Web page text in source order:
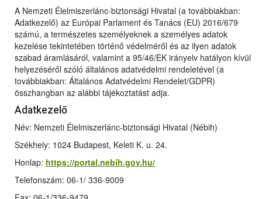
A Nemzeti Élelmiszerlánc-biztonsági Hivatal (a továbbiakban:
Adatkezelő) az Európai Parlament és Tanács (EU) 2016/679
számú, a természetes személyeknek a személyes adatok
kezelése tekintetében történő védelméről és az ilyen adatok
szabad áramlásáról, valamint a 95/46/EK irányelv hatályon kívül
helyezéséről szóló általános adatvédelmi rendeletével (a
továbbiakban: Általános Adatvédelmi Rendelet/GDPR)
összhangban az alábbi tájékoztatást adja.
Adatkezelő
Név: Nemzeti Élelmiszerlánc-biztonsági Hivatal (Nébih)
Székhely: 1024 Budapest, Keleti K. u. 24.
Honlap: https://portal.nebih.gov.hu/
Telefonszám: 06-1/ 336-9009